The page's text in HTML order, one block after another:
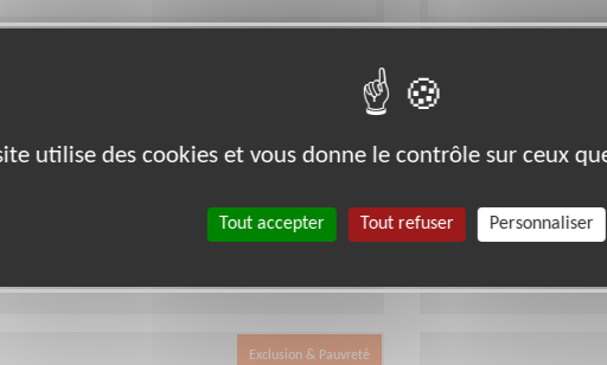
d'accompagnants bénévoles
au logement
d'équipe
- Lorraine
Lieu :
Association :Habitat
Disponibilité
Exclusion & Pauvreté
utilise des cookies et vous donne le contrôle sur ceux
Tout accepter Tout refuser Personnaliser